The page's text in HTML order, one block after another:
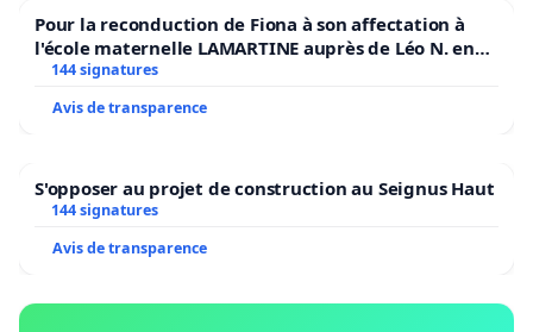
Pour la reconduction de Fiona à son affectation à
l'école maternelle LAMARTINE auprès de Léo N. en
2026/2027
144 signatures
Avis de transparence
S'opposer au projet de construction au Seignus Haut
144 signatures
Avis de transparence